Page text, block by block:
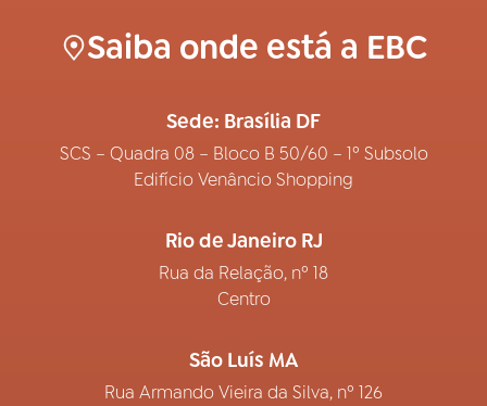
Saiba onde está a EBC
Sede: Brasília DF
SCS – Quadra 08 – Bloco B 50/60 – 1º Subsolo
Edifício Venâncio Shopping
Rio de Janeiro RJ
Rua da Relação, nº 18
Centro
São Luís MA
Rua Armando Vieira da Silva, nº 126